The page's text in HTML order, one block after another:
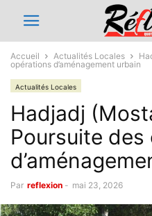
Accueil Actualités Locales
opérations d’aménagement urbain
Actualités Locales
Hadjadj
Poursuite
Par reflexion - mai 23, 2026